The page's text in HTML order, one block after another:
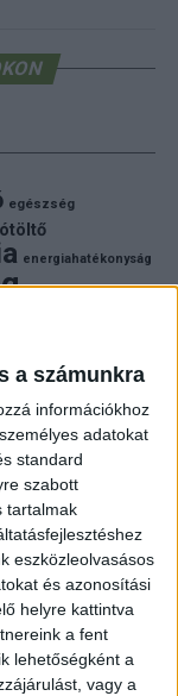
a számunkra
információkhoz
adatokat
standard
szabott
tartalmak
eszközleolvasásos
és azonosítási
helyre kattintva
a fent
lehetőségként a
vagy a
egészség
energiahatékonyság
fotovoltaikus
hírek
mezőgazdaság
természet
víz
hirek
óta
állított